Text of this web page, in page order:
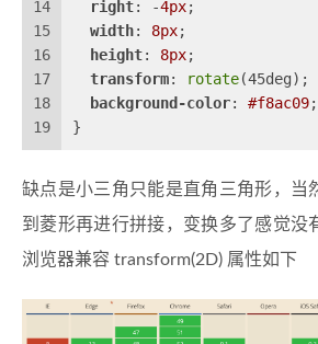
14
15
16
17
18
19
right: -4px;
width: 8px;
height: 8px;
transform: rotate(45deg);
background-color: #f8ac09;
}
缺点是小三角只能是直角三角形，当
到菱形再进行拼接，变换多了感觉没
浏览器兼容 transform(2D) 属性如下